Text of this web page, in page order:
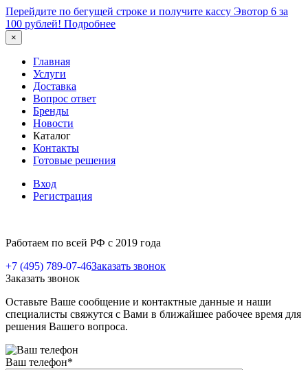
Перейдите по бегущей строке и получите кассу Эвотор 6 за
100 рублей! Подробнее
×
Главная
Услуги
Доставка
Вопрос ответ
Бренды
Новости
Каталог
Контакты
Готовые решения
Вход
Регистрация
Работаем по всей РФ с 2019 года
+7 (495) 789-07-46Заказать звонок
Заказать звонок
Оставьте Ваше сообщение и контактные данные и наши
специалисты свяжутся с Вами в ближайшее рабочее время для
решения Вашего вопроса.
Ваш телефон*